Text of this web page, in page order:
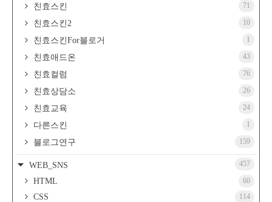
친효스킨 71
친효스킨2 10
친효스킨For블로거 1
친효애드온 43
친효컬럼 76
친효상담소 26
친효교육 24
다른스킨 1
블로그연구 159
WEB_SNS 457
HTML 60
CSS 114